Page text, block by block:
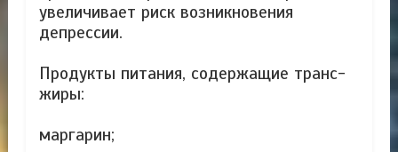
увеличивает риск возникновения
депрессии.
Продукты питания, содержащие транс-
жиры:
маргарин;